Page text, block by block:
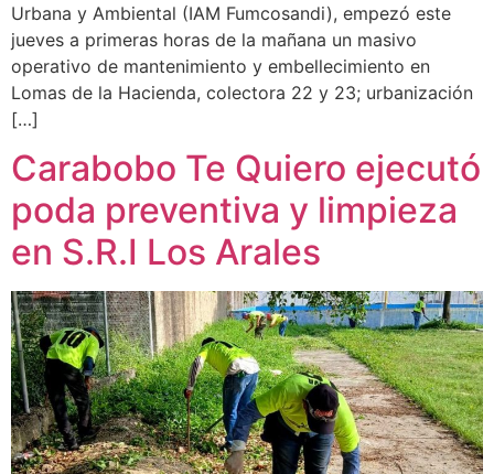
Urbana y Ambiental (IAM Fumcosandi), empezó este
jueves a primeras horas de la mañana un masivo
operativo de mantenimiento y embellecimiento en
Lomas de la Hacienda, colectora 22 y 23; urbanización
[…]
Carabobo Te Quiero ejecutó
poda preventiva y limpieza
en S.R.I Los Arales